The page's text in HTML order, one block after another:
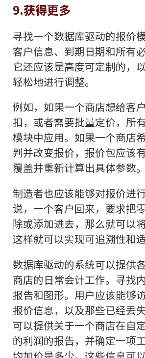
9.获得更多
寻找一个数据库驱动的报价
客户信息、到期日期和所有
它还应该是高度可定制的，
轻松地进行调整。
例如，如果一个商店想给客
扣，或者需要批量定价，所
模块中应用。如果一个商店
判并改变报价，报价包应该
覆盖并重新计算出具体参数。
制造者也应该能够对报价进
说，一个客户回来，要求把
除或添加进去，那么就可以
这样就可以实现可追溯性和
数据库驱动的系统可以提供
商店的日常会计工作。寻找
报告和图形。用户应该能够
报价信息，以及那些已经丢
可以提供关于一个商店在自
的利润的报告，并确定一项